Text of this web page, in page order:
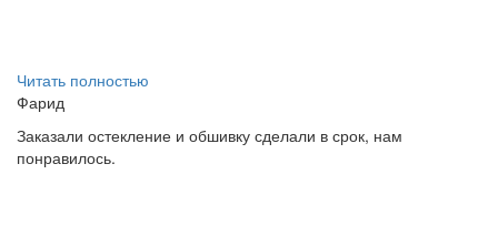
Читать полностью
Фарид
Заказали остекление и обшивку сделали в срок, нам
понравилось.